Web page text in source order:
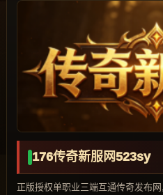
176传奇新服网523sy
正版授权单职业三端互通传奇发布